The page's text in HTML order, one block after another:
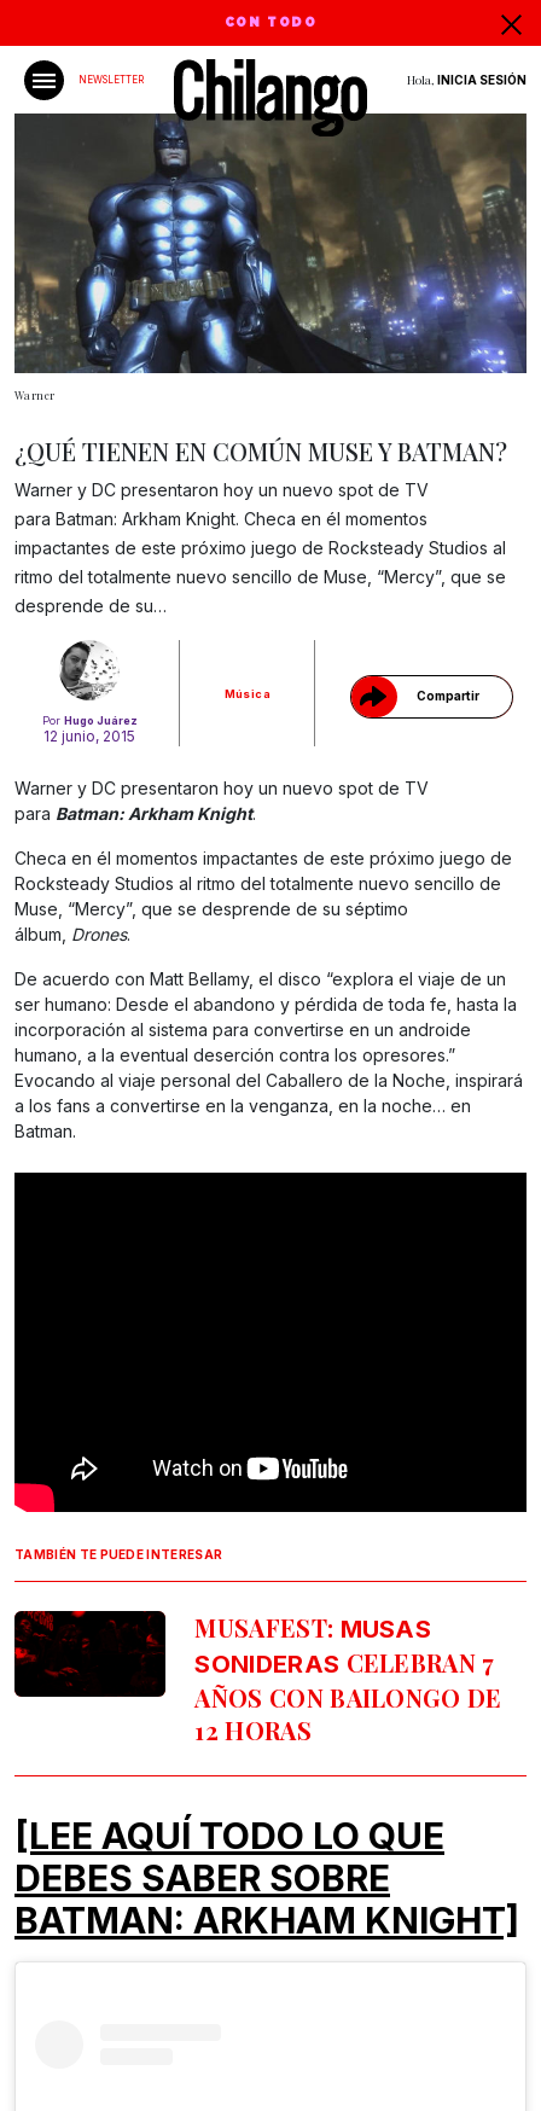
CON TODO
NEWSLETTER Hola, INICIA SESIÓN
Warner
Por Hugo Juárez
12 junio, 2015
Música Compartir
Gracias!
¿QUÉ TIENEN EN COMÚN MUSE Y BATMAN?
Warner y DC presentaron hoy un nuevo spot de TV
para Batman: Arkham Knight. Checa en él momentos
impactantes de este próximo juego de Rocksteady Studios al
ritmo del totalmente nuevo sencillo de Muse, “Mercy”, que se
desprende de su…
Warner y DC presentaron hoy un nuevo spot de TV
para Batman: Arkham Knight.
Checa en él momentos impactantes de este próximo juego de
Rocksteady Studios al ritmo del totalmente nuevo sencillo de
Muse, “Mercy”, que se desprende de su séptimo
álbum, Drones.
De acuerdo con Matt Bellamy, el disco “explora el viaje de un
ser humano: Desde el abandono y pérdida de toda fe, hasta la
incorporación al sistema para convertirse en un androide
humano, a la eventual deserción contra los opresores.”
Evocando al viaje personal del Caballero de la Noche, inspirará
a los fans a convertirse en la venganza, en la noche… en
Batman.
TAMBIÉN TE PUEDE INTERESAR
MUSAFEST: MUSAS
SONIDERAS CELEBRAN 7
AÑOS CON BAILONGO DE
12 HORAS
[LEE AQUÍ TODO LO QUE
DEBES SABER SOBRE
BATMAN: ARKHAM KNIGHT]